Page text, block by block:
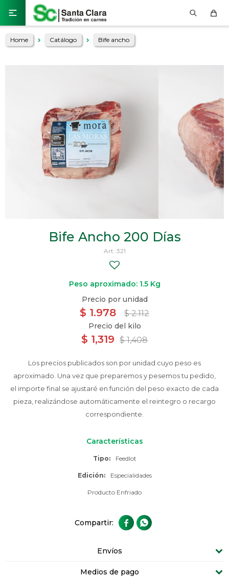

Home Catálogo Bife ancho
Bife Ancho 200 Días
321
Peso aproximado: 1.5 Kg
$ 1,319 $ 1,408
$ 1.978 $ 2.112
Los precios publicados son por unidad cuyo peso es
aproximado. Una vez que preparemos y pesemos tu pedido,
el importe final se ajustaré en función del peso exacto de cada
pieza, realizándose automáticamente el reintegro o recargo
correspondiente.
Características
Tipo Feedlot
Edición Especialidades
Producto Enfriado
 
Envíos
Medios de pago